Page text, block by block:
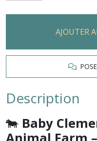
AJOUTER
Description
🐄 Baby